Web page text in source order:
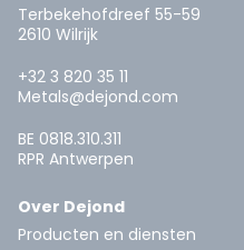
Terbekehofdreef 55-59
2610 Wilrijk
+32 3 820 35 11
Metals@dejond.com
BE 0818.310.311
RPR Antwerpen
Over Dejond
Producten en diensten